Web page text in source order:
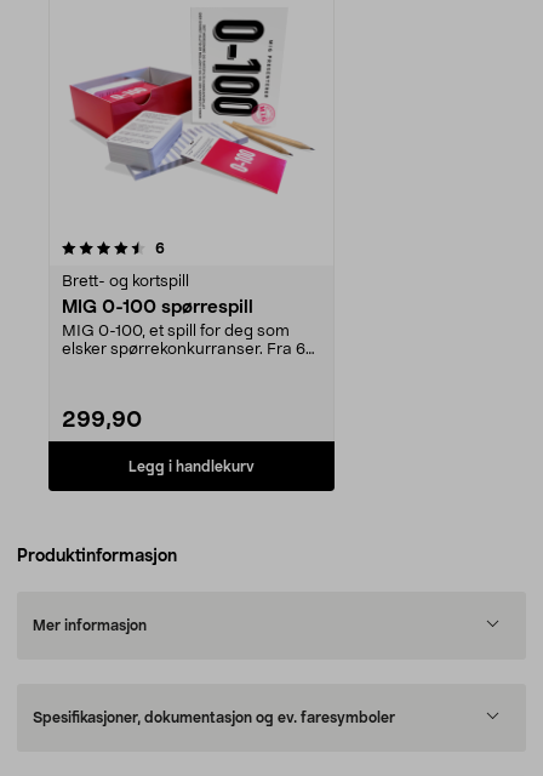
6anmeldelser
Brett- og kortspill
MIG 0-100 spørrespill
MIG 0-100, et spill for deg som
elsker spørrekonkurranser. Fra 6
299,90
Legg i handlekurv
Produktinformasjon
Mer informasjon
Spesifikasjoner, dokumentasjon og ev. faresymboler